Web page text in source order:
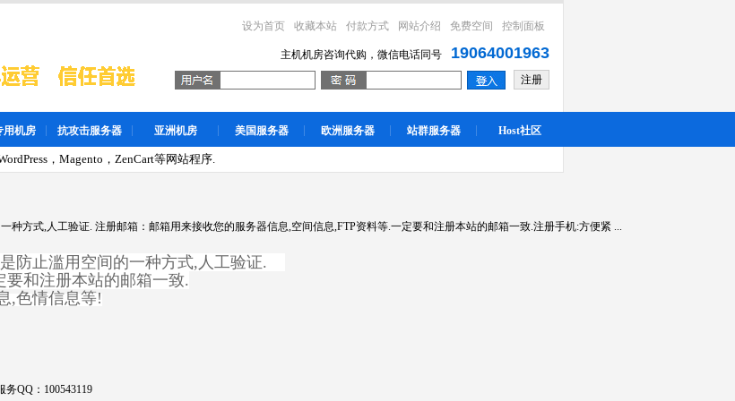
设为首页 收藏本站 付款方式 网站介绍 免费空间 控制面板
主机机房咨询代购，微信电话同号 19064001963
注册
用机房 抗攻击服务器 亚洲机房 美国服务器 欧洲服务器 站群服务器 Host社区
，Magento，ZenCart等网站程序.
方式,人工验证. 注册邮箱：邮箱用来接收您的服务器信息,空间信息,FTP资料等.一定要和注册本站的邮箱一致.注册手机:方便紧 ...
防止滥用空间的一种方式,人工验证.
和注册本站的邮箱一致.
,色情信息等!
务QQ：100543119